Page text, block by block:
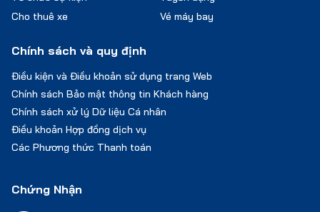
Chứng Nhận
Cho thuê xe
Vé máy bay
Chính sách và quy định
Điều kiện và Điều khoản sử dụng trang Web
Chính sách Bảo mật thông tin Khách hàng
Chính sách xử lý Dữ liệu Cá nhân
Điều khoản Hợp đồng dịch vụ
Các Phương thức Thanh toán